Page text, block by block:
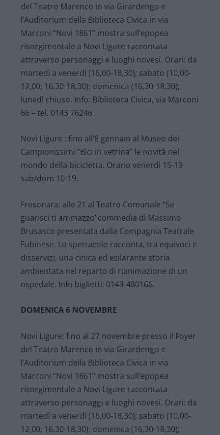
del Teatro Marenco in via Girardengo e
l’Auditorium della Biblioteca Civica in via
Marconi “Novi 1861” mostra sull’epopea
risorgimentale a Novi Ligure raccontata
attraverso personaggi e luoghi novesi. Orari: da
martedì a venerdì (16,00-18,30); sabato (10,00-
12,00; 16,30-18,30); domenica (16,30-18,30);
lunedì chiuso. Info: Biblioteca Civica, via Marconi
66 – tel. 0143 76246
Novi Ligure : fino all’8 gennaio al Museo dei
Campionissimi “Bici in vetrina” le novità nel
mondo della bicicletta. Orario venerdì 15-19
sab/dom 10-19.
Fresonara: alle 21 al Teatro Comunale “Se
guarisci ti ammazzo”commedia di Massimo
Brusasco presentata dalla Compagnia Teatrale
Fubinese. Lo spettacolo racconta, tra equivoci e
disservizi, una cinica ed esilarante storia
ambientata nel reparto di rianimazione di un
ospedale. Info biglietti: 0143-480166.
DOMENICA 6 NOVEMBRE
Novi Ligure: fino al 27 novembre presso il Foyer
del Teatro Marenco in via Girardengo e
l’Auditorium della Biblioteca Civica in via
Marconi “Novi 1861” mostra sull’epopea
risorgimentale a Novi Ligure raccontata
attraverso personaggi e luoghi novesi. Orari: da
martedì a venerdì (16,00-18,30); sabato (10,00-
12,00; 16,30-18,30); domenica (16,30-18,30);